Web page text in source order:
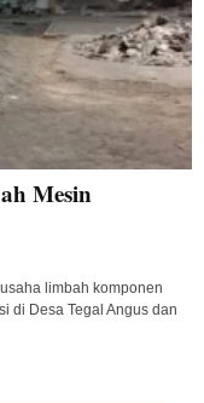
Mesin
limbah komponen
di Desa Tegal Angus dan